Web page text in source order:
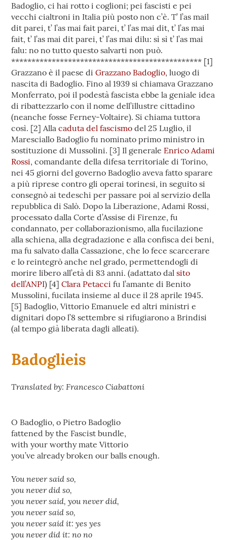
Badoglio, ci hai rotto i coglioni; pei fascisti e pei
vecchi cialtroni in Italia più posto non c’è. T’ l’as mail
dit parei, t’ l’as mai fait parei, t’ l’as mai dit, t’ l’as mai
fait, t’ l’as mai dit parei, t’ l’as mai dilu: sì sì t’ l’as mai
falu: no no tutto questo salvarti non può.
*********************************************** [1]
Grazzano è il paese diGrazzano Badoglio, luogo di
nascita di Badoglio. Fino al 1939 si chiamava Grazzano
Monferrato, poi il podestà fascista ebbe la geniale idea
di ribattezzarlo con il nome dell’illustre cittadino
(neanche fosse Ferney-Voltaire). Si chiama tuttora
così. [2] Allacaduta del fascismo del 25 Luglio, il
Maresciallo Badoglio fu nominato primo ministro in
sostituzione di Mussolini. [3] Il generale Enrico Adami
Rossi, comandante della difesa territoriale di Torino,
nei 45 giorni del governo Badoglio aveva fatto sparare
a più riprese contro gli operai torinesi, in seguito si
consegnò ai tedeschi per passare poi al servizio della
repubblica di Salò. Dopo la Liberazione, Adami Rossi,
processato dalla Corte d’Assise di Firenze, fu
condannato, per collaborazionismo, alla fucilazione
alla schiena, alla degradazione e alla confisca dei beni,
ma fu salvato dalla Cassazione, che lo fece scarcerare
e lo reintegrò anche nel grado, permettendogli di
morire libero all’età di 83 anni. (adattato dalsito
dell’ANPI) [4]Clara Petacci fu l’amante di Benito
Mussolini, fucilata insieme al duce il 28 aprile 1945.
[5] Badoglio, Vittorio Emanuele ed altri ministri e
dignitari dopo l’8 settembre si rifugiarono a Brindisi
(al tempo già liberata dagli alleati).
Badoglieis
Translated by: Francesco Ciabattoni
O Badoglio, o Pietro Badoglio
fattened by the Fascist bundle,
with your worthy mate Vittorio
you’ve already broken our balls enough.
You never said so,
you never did so,
you never said, you never did,
you never said so,
you never said it: yes yes
you never did it: no no